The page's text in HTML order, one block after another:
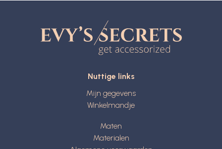
Nuttige links
Mijn gegevens
Winkelmandje
Maten
Materialen